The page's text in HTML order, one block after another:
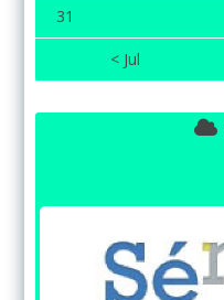
31
< Jul